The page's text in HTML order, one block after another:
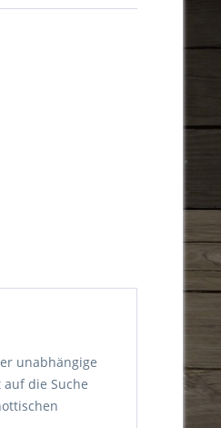
unabhängige
die Suche